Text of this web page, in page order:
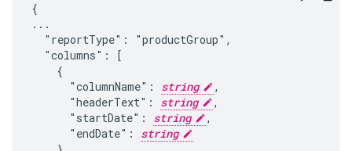
{
...
  "reportType": "productGroup",
  "columns": [
    {
      "columnName":
string
,
      "headerText":
string
,
      "startDate":
string
,
      "endDate":
string